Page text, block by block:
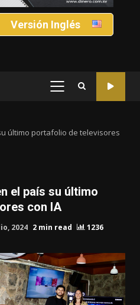
Versión Inglés
PRIMARY
último portafolio de televisores
el país su último
con IA
2024 2 min read 1236